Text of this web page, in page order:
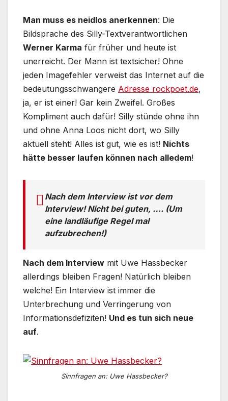
Man muss es neidlos anerkennen: Die
Bildsprache des Silly-Textverantwortlichen
Werner Karma für früher und heute ist
unerreicht. Der Mann ist textsicher! Ohne
jeden Imagefehler verweist das Internet auf die
bedeutungsschwangere Adresse rockpoet.de,
ja, er ist einer! Gar kein Zweifel. Großes
Kompliment auch dafür! Silly stünde ohne ihn
und ohne Anna Loos nicht dort, wo Silly
aktuell steht! Alles ist gut, wie es ist! Nichts
hätte besser laufen können nach alledem!
Nach dem Interview ist vor dem
Interview! Nicht bei guten, …. (Um
eine landläufige Regel mal
aufzubrechen!)
Nach dem Interview mit Uwe Hassbecker
allerdings bleiben Fragen! Natürlich bleiben
welche! Ein Interview ist immer die
Unterbrechung und Verringerung von
Informationsdefiziten! Und es tun sich neue
auf.
Sinnfragen an: Uwe Hassbecker?